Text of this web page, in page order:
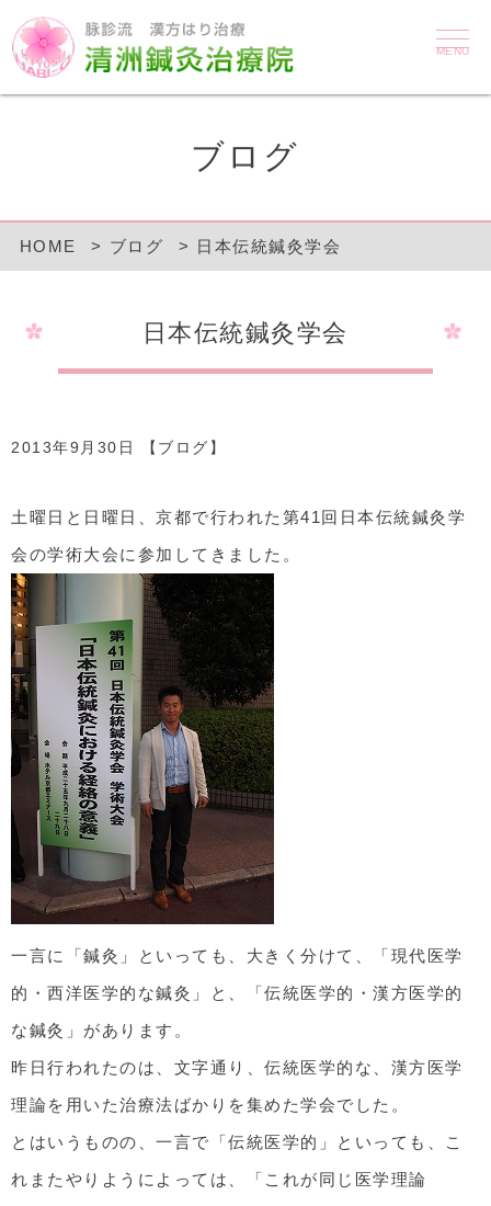
MENU
ブログ
HOME ブログ 日本伝統鍼灸学会
日本伝統鍼灸学会
2013年9月30日 【 ブログ 】
土曜日と日曜日、京都で行われた第41回日本伝統鍼灸学
会の学術大会に参加してきました。
一言に「鍼灸」といっても、大きく分けて、「現代医学
的・西洋医学的な鍼灸」と、「伝統医学的・漢方医学的
な鍼灸」があります。
昨日行われたのは、文字通り、伝統医学的な、漢方医学
理論を用いた治療法ばかりを集めた学会でした。
とはいうものの、一言で「伝統医学的」といっても、こ
れまたやりようによっては、「これが同じ医学理論